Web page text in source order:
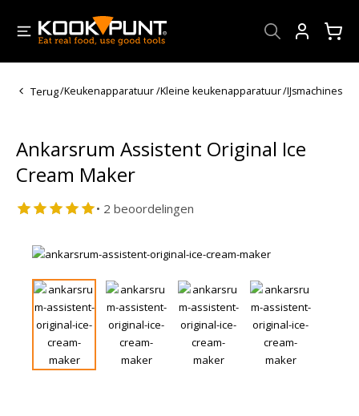
Terug/Keukenapparatuur/Kleine keukenapparatuur/IJsmachines
Ankarsrum Assistent Original Ice
Cream Maker
• 2 beoordelingen